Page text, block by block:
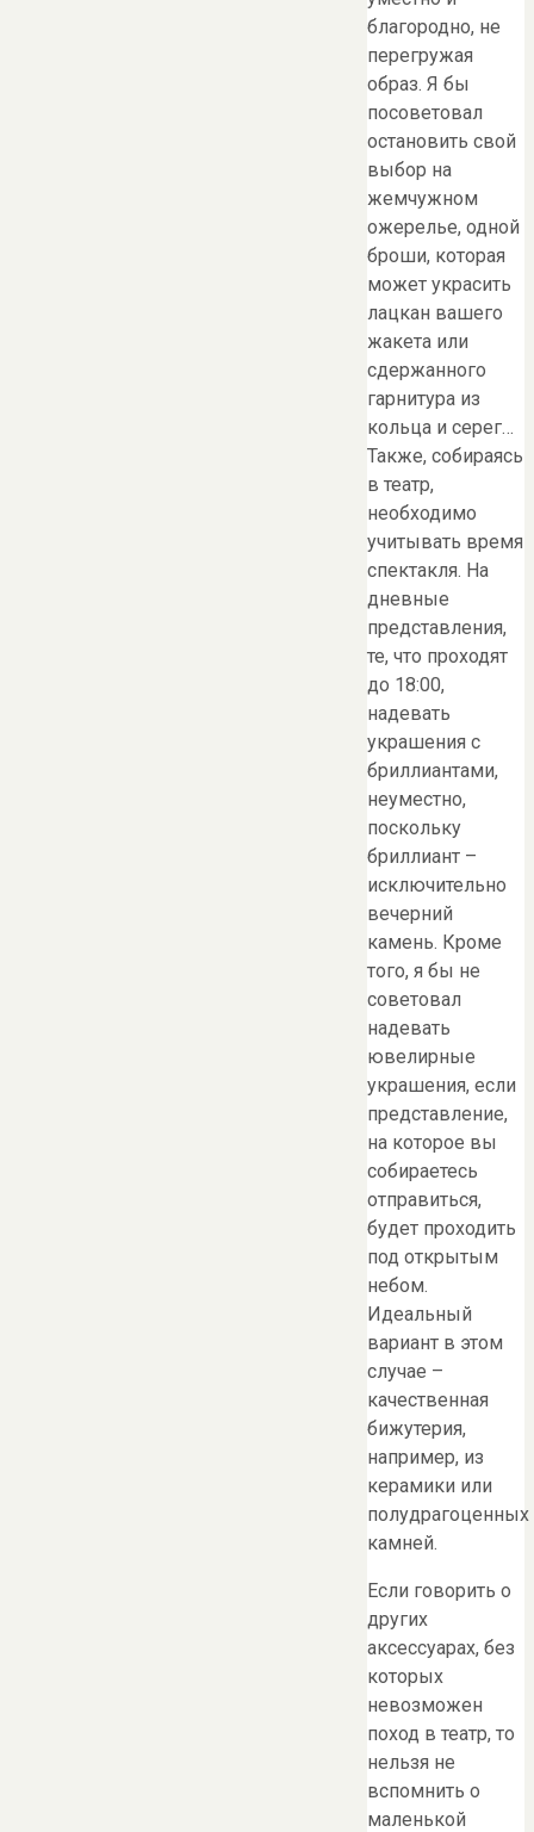
благородно, не
перегружая
образ. Я бы
посоветовал
остановить свой
выбор на
жемчужном
ожерелье, одной
броши, которая
может украсить
лацкан вашего
жакета или
сдержанного
гарнитура из
кольца и серег…
Также, собираясь
в театр,
необходимо
учитывать время
спектакля. На
дневные
представления,
те, что проходят
до 18:00,
надевать
украшения с
бриллиантами,
неуместно,
поскольку
бриллиант –
исключительно
вечерний
камень. Кроме
того, я бы не
советовал
надевать
ювелирные
украшения, если
представление,
на которое вы
собираетесь
отправиться,
будет проходить
под открытым
небом.
Идеальный
вариант в этом
случае –
качественная
бижутерия,
например, из
керамики или
полудрагоценных
камней.
Если говорить о
других
аксессуарах, без
которых
невозможен
поход в театр, то
нельзя не
вспомнить о
маленькой